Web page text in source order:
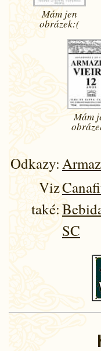
Mám jen
obrázek:(
Mám
Odkazy:
Viz
také:
SC